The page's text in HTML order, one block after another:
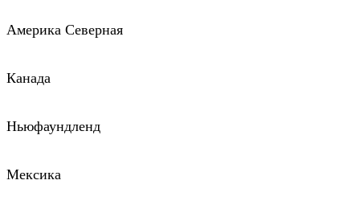
Америка Северная
Канада
Ньюфаундленд
Мексика